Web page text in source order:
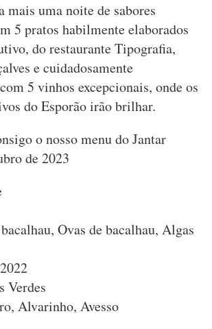
mais uma noite de sabores
5 pratos habilmente elaborados
do restaurante Tipografia,
e cuidadosamente
5 vinhos excepcionais, onde os
do Esporão irão brilhar.
o nosso menu do Jantar
de 2023
Ovas de bacalhau, Algas
Verdes
Alvarinho, Avesso